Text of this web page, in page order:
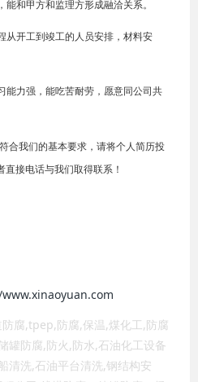
和甲方和监理方形成融洽关系。
从开工到竣工的人员安排，材料安
能力强，能吃苦耐劳，愿意同公司共
合我们的基本要求，请将个人简历投
直接电话与我们取得联系！
腐,tpep,防腐,保温,煤化工,防腐
罐防腐,防火,防水,石油化工设备
清洗,石油平台清洗,钢结构安